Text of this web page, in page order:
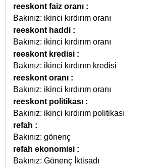
reeskont faiz oranı :
Bakınız: ikinci kırdırım oranı
reeskont haddi :
Bakınız: ikinci kırdırım oranı
reeskont kredisi :
Bakınız: ikinci kırdırım kredisi
reeskont oranı :
Bakınız: ikinci kırdırım oranı
reeskont politikası :
Bakınız: ikinci kırdırım politikası
refah :
Bakınız: gönenç
refah ekonomisi :
Bakınız: Gönenç İktisadı